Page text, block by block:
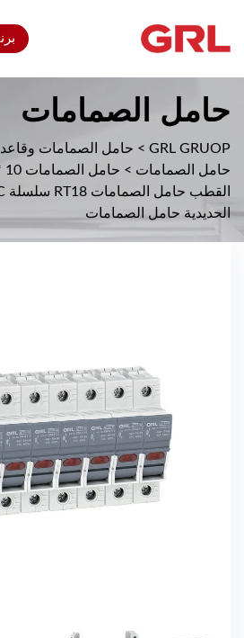
حامل الصمامات
GRL GRUOP
> حامل الصمامات
حامل الصمامات > حامل الصمامات 10 * 38 (2A-32A)
الحديدية حامل الصمامات